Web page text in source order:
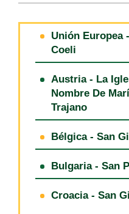
Unión Europea
Coeli
Austria - La
Nombre De
Trajano
Bélgica - San
Bulgaria - San
Croacia - San